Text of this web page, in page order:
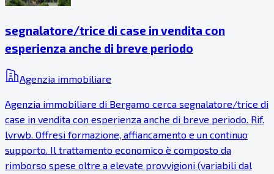
segnalatore/trice di case in vendita con
esperienza anche di breve periodo
Agenzia immobiliare
Agenzia immobiliare di Bergamo cerca segnalatore/trice di
case in vendita con esperienza anche di breve periodo. Rif.
lvrwb. Offresi formazione, affiancamento e un continuo
supporto. Il trattamento economico è composto da
rimborso spese oltre a elevate provvigioni (variabili dal